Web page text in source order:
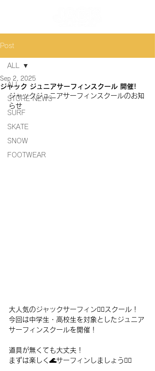
Post
ALL
STORE NEWS
SURF
SKATE
SNOW
FOOTWEAR
ALL
ジャック ジュニアサーフィンスクール 開催!
Sep 2, 2025
ジャックジュニアサーフィンスクールのお知
らせ
大人気のジャックサーフィン🏄‍♂️スクール！
今回は中学生・高校生を対象としたジュニア
サーフィンスクールを開催！
道具が無くても大丈夫！
まずは楽しく🌊サーフィンしましょう🏄‍♂️